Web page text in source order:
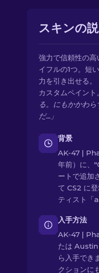
スキンの
強力で信頼性の
イフルの1つ。短
力を引き出せる
カスタムペイント
る。にもかかわ
だ...」
背景
AK-47 |
年前）に
ートで追加
て CS2 に
ティスト「
入手方法
AK-47 |
たは
ら入手でき
クションに